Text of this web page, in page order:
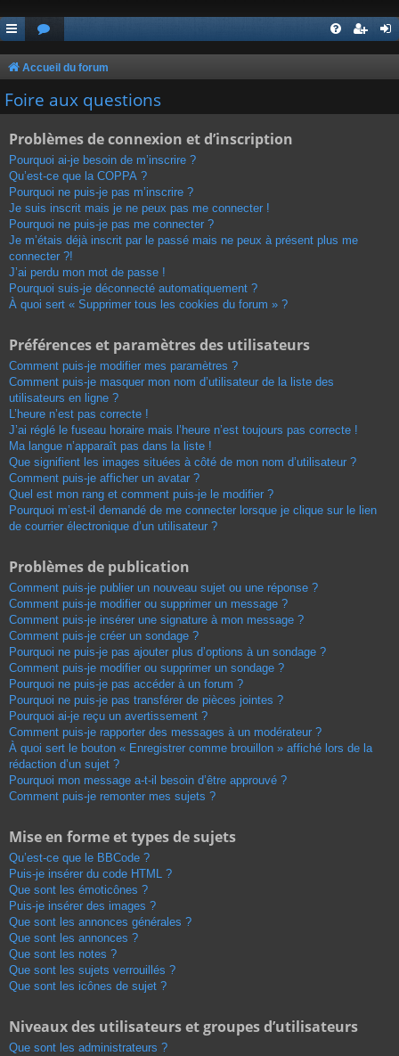
Accueil du forum
Foire aux questions
Problèmes de connexion et d’inscription
Pourquoi ai-je besoin de m’inscrire ?
Qu’est-ce que la COPPA ?
Pourquoi ne puis-je pas m’inscrire ?
Je suis inscrit mais je ne peux pas me connecter !
Pourquoi ne puis-je pas me connecter ?
Je m’étais déjà inscrit par le passé mais ne peux à présent plus me
connecter ?!
J’ai perdu mon mot de passe !
Pourquoi suis-je déconnecté automatiquement ?
À quoi sert « Supprimer tous les cookies du forum » ?
Préférences et paramètres des utilisateurs
Comment puis-je modifier mes paramètres ?
Comment puis-je masquer mon nom d’utilisateur de la liste des
utilisateurs en ligne ?
L’heure n’est pas correcte !
J’ai réglé le fuseau horaire mais l’heure n’est toujours pas correcte !
Ma langue n’apparaît pas dans la liste !
Que signifient les images situées à côté de mon nom d’utilisateur ?
Comment puis-je afficher un avatar ?
Quel est mon rang et comment puis-je le modifier ?
Pourquoi m’est-il demandé de me connecter lorsque je clique sur le lien
de courrier électronique d’un utilisateur ?
Problèmes de publication
Comment puis-je publier un nouveau sujet ou une réponse ?
Comment puis-je modifier ou supprimer un message ?
Comment puis-je insérer une signature à mon message ?
Comment puis-je créer un sondage ?
Pourquoi ne puis-je pas ajouter plus d’options à un sondage ?
Comment puis-je modifier ou supprimer un sondage ?
Pourquoi ne puis-je pas accéder à un forum ?
Pourquoi ne puis-je pas transférer de pièces jointes ?
Pourquoi ai-je reçu un avertissement ?
Comment puis-je rapporter des messages à un modérateur ?
À quoi sert le bouton « Enregistrer comme brouillon » affiché lors de la
rédaction d’un sujet ?
Pourquoi mon message a-t-il besoin d’être approuvé ?
Comment puis-je remonter mes sujets ?
Mise en forme et types de sujets
Qu’est-ce que le BBCode ?
Puis-je insérer du code HTML ?
Que sont les émoticônes ?
Puis-je insérer des images ?
Que sont les annonces générales ?
Que sont les annonces ?
Que sont les notes ?
Que sont les sujets verrouillés ?
Que sont les icônes de sujet ?
Niveaux des utilisateurs et groupes d’utilisateurs
Que sont les administrateurs ?